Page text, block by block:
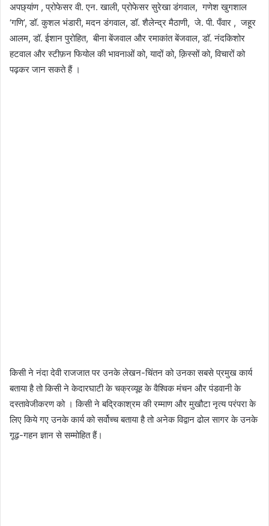
अपछ्यांण , प्रोफेसर वी. एन. खाली, प्रोफेसर सुरेखा डंगवाल, गणेश खुगशाल
‘गणि’, डॉ. कुशल भंडारी, मदन डंगवाल, डॉ. शैलेन्द्र मैठाणी, जे. पी. पँवार , जहूर
आलम, डॉ. ईशान पुरोहित, बीना बेंजवाल और रमाकांत बेंजवाल, डॉ. नंदकिशोर
हटवाल और स्टीफ़न फियोल की भावनाओं को, यादों को, क़िस्सों को, विचारों को
पढ़कर जान सकते हैं ।
किसी ने नंदा देवी राजजात पर उनके लेखन-चिंतन को उनका सबसे प्रमुख कार्य
बताया है तो किसी ने केदारघाटी के चक्रव्यूह के वैश्विक मंचन और पंडवानी के
दस्तावेजीकरण को । किसी ने बद्रिकाश्रम की रम्माण और मुखौटा नृत्य परंपरा के
लिए किये गए उनके कार्य को सर्वोच्च बताया है तो अनेक विद्वान ढोल सागर के उनके
गूढ़-गहन ज्ञान से सम्मोहित हैं।